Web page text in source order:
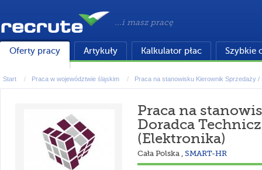
...i masz pracę
Oferty pracy Artykuły Kalkulator płac Szybkie
Start Praca w województwie śląskim Praca na stanowisku Kierownik Sprzedaży /
Praca na
Doradca
(Elektronika)
Cała Polska, SMART-HR